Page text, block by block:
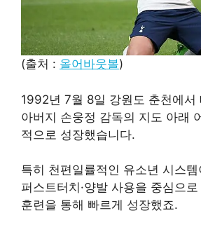
(출처 : 올어바웃볼)
1992년 7월 8일 강원도 춘천에서
아버지 손웅정 감독의 지도 아래
적으로 성장했습니다.
특히 천편일률적인 유소년 시스템
퍼스트터치·양발 사용을 중심으
훈련을 통해 빠르게 성장했죠.